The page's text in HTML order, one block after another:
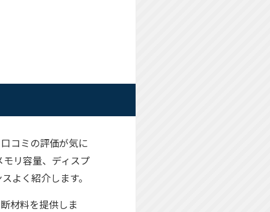
コミの評価が気に
リ容量、ディスプ
よく紹介します。
材料を提供しま